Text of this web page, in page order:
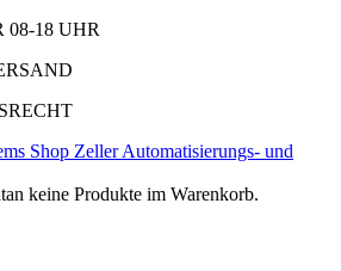
08-18 UHR
Shop Zeller Automatisierungs- und
keine Produkte im Warenkorb.